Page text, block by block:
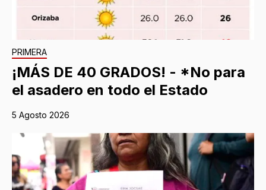
PRIMERA
¡MÁS DE 40 GRADOS! - *No para
el asadero en todo el Estado
5 Agosto 2026